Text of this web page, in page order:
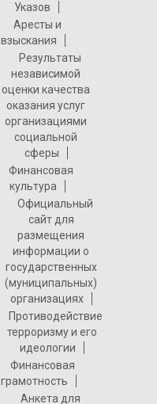
Указов
Аресты и
взыскания
Результаты
независимой
оценки качества
оказания услуг
организациями
социальной
сферы
Финансовая
культура
Официальный
сайт для
размещения
информации о
государственных
(муниципальных)
организациях
Противодействие
терроризму и его
идеологии
Финансовая
грамотность
Анкета для